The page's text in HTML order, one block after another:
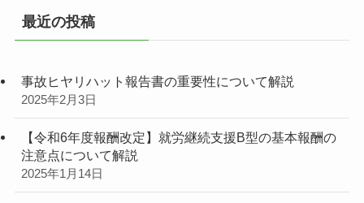
最近の投稿
事故ヒヤリハット報告書の重要性について解説
2025年2月3日
【令和6年度報酬改定】就労継続支援B型の基本報酬の
注意点について解説
2025年1月14日